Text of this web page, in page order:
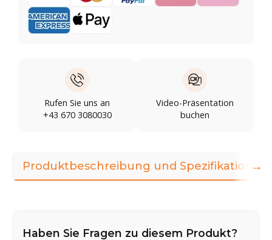
Rufen Sie uns an
+43 670 3080030
Video-Präsentation
buchen
Produktbeschreibung und Spezifikationen
Haben Sie Fragen zu diesem Produkt?
→